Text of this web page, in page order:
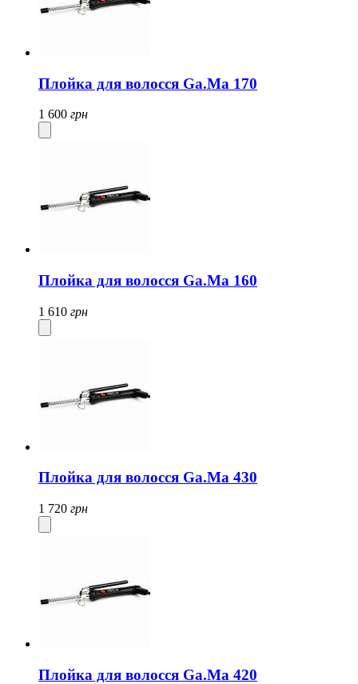
Плойка для волосся Ga.Ma 170
1 600 грн
Плойка для волосся Ga.Ma 160
1 610 грн
Плойка для волосся Ga.Ma 430
1 720 грн
Плойка для волосся Ga.Ma 420